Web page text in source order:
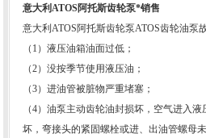
意大利ATOS阿托斯齿轮泵*销售
意大利ATOS阿托斯齿轮泵ATOS齿轮油泵
（1）液压油箱油面过低；
（2）没按季节使用液压油；
（3）进油管被脏物严重堵塞；
（4）油泵主动齿轮油封损坏，空气进入
坏，弯接头的紧固螺栓或进、出油管螺母